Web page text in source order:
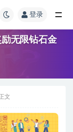
登录
无限钻石金
文